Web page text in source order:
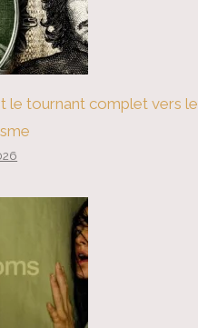
le tournant complet vers le